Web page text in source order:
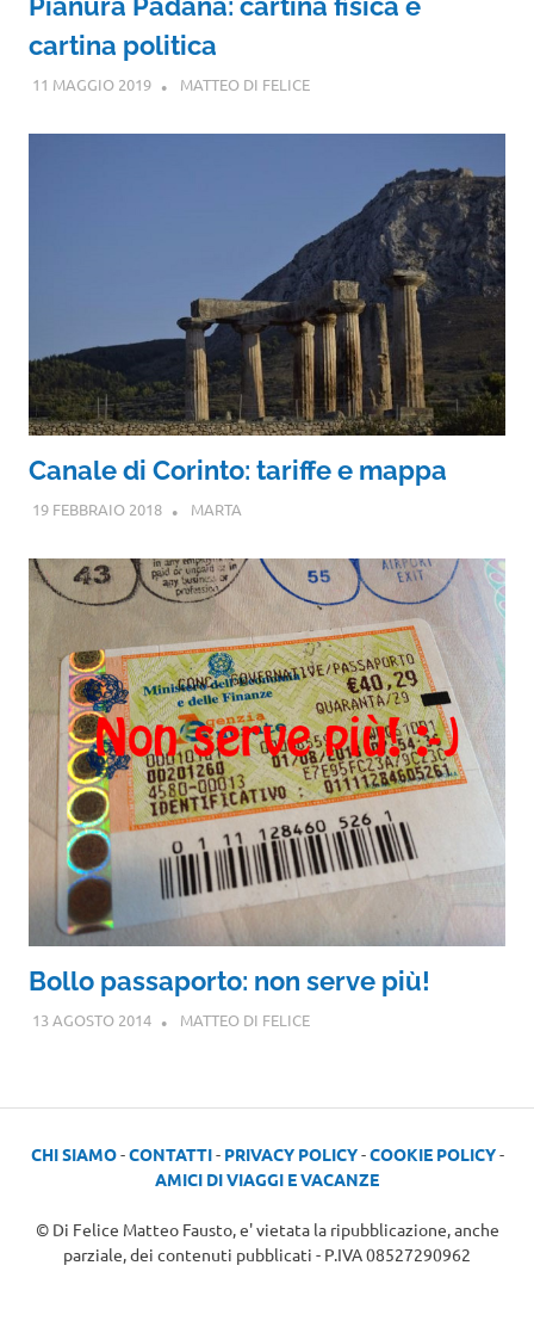
cartina politica
11 MAGGIO 2019 MATTEO DI FELICE
Canale di Corinto: tariffe e mappa
19 FEBBRAIO 2018 MARTA
Bollo passaporto: non serve più!
13 AGOSTO 2014 MATTEO DI FELICE
CHI SIAMO-CONTATTI- PRIVACY POLICY-COOKIE POLICY-
AMICI DI VIAGGI E VACANZE
© Di Felice Matteo Fausto, e' vietata la ripubblicazione, anche
parziale, dei contenuti pubblicati - P.IVA 08527290962